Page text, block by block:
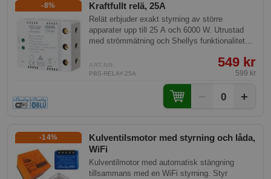
Kraftfullt relä, 25A
-8%
Relät erbjuder exakt styrning av större
apparater upp till 25 A och 6000 W. Utrustad
med strömmätning och Shellys funktionalitet
energiförbrukning i hem och industribyggnader.
Denna enhet kräver ingen hubb och ansluts via
ART.NR:
PBS-RELAY-25A
549 kr
599 kr
0 +
Kulventilsmotor med styrning och låda,
WiFi
-14%
Kulventilmotor med automatisk stängning
tillsammans med en WiFi styrning. Styr